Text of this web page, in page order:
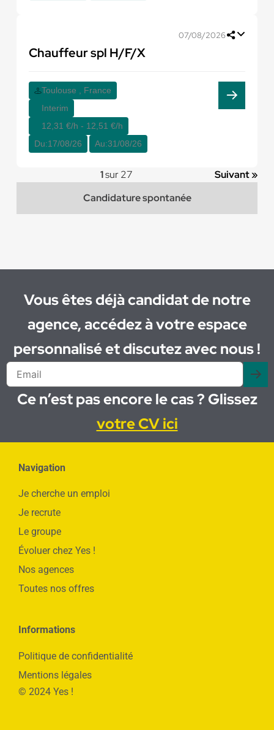
07/08/2026
Chauffeur spl H/F/X
Toulouse , France
Interim
12,31 €/h - 12,51 €/h
Du:17/08/26 Au:31/08/26
1sur 27
Suivant »
Candidature spontanée
Vous êtes déjà candidat de notre
agence, accédez à votre espace
personnalisé et discutez avec nous !
Ce n’est pas encore le cas ? Glissez
votre CV ici
Navigation
Je cherche un emploi
Je recrute
Le groupe
Évoluer chez Yes !
Nos agences
Toutes nos offres
Informations
Politique de confidentialité
Mentions légales
© 2024 Yes !